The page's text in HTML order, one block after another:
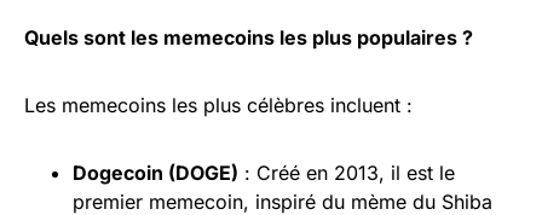
Quels sont les memecoins les plus populaires ?
Les memecoins les plus célèbres incluent :
Dogecoin (DOGE) : Créé en 2013, il est le
premier memecoin, inspiré du mème du Shiba